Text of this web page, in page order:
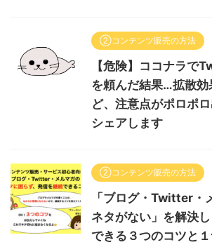
②コンテンツ販売の方法
【危険】ココナラで
を頼んだ結果…拡散効
ど、注意点がポロポ
シェアします
②コンテンツ販売の方法
「ブログ・Twitter・
ネタがない」を解決
できる３つのコツと